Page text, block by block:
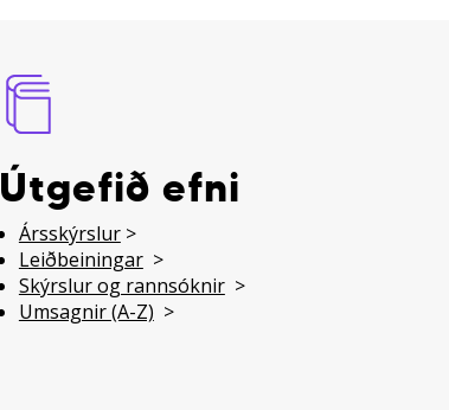
Útgefið efni
Ársskýrslur>
Leiðbeiningar>
Skýrslur og rannsóknir>
Umsagnir (A-Z) >